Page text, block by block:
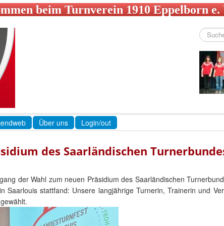
beim Turnverein 1910 Eppelborn e.
Suchen
...
Über uns Login/out
des Saarländischen
der Wahl zum neuen Präsidium des Saarländischen
stattfand: Unsere langjährige Turnerin, Trainerin und